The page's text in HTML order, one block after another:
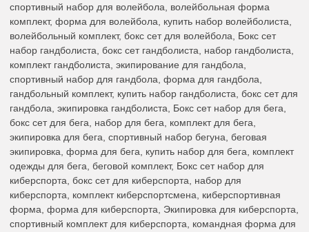
спортивный набор для волейбола, волейбольная форма
комплект, форма для волейбола, купить набор волейболиста,
волейбольный комплект, бокс сет для волейбола, Бокс сет
набор гандболиста, бокс сет гандболиста, набор гандболиста,
комплект гандболиста, экипирование для гандбола,
спортивный набор для гандбола, форма для гандбола,
гандбольный комплект, купить набор гандболиста, бокс сет для
гандбола, экипировка гандболиста, Бокс сет набор для бега,
бокс сет для бега, набор для бега, комплект для бега,
экипировка для бега, спортивный набор бегуна, беговая
экипировка, форма для бега, купить набор для бега, комплект
одежды для бега, беговой комплект, Бокс сет набор для
киберспорта, бокс сет для киберспорта, набор для
киберспорта, комплект киберспортсмена, киберспортивная
форма, форма для киберспорта, Экипировка для киберспорта,
спортивный комплект для киберспорта, командная форма для